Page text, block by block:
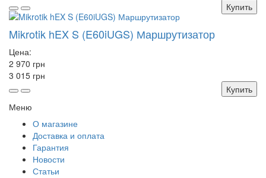
Купить
Mikrotik hEX S (E60iUGS) Маршрутизатор
Цена:
2 970 грн
3 015 грн
Купить
Меню
О магазине
Доставка и оплата
Гарантия
Новости
Статьи